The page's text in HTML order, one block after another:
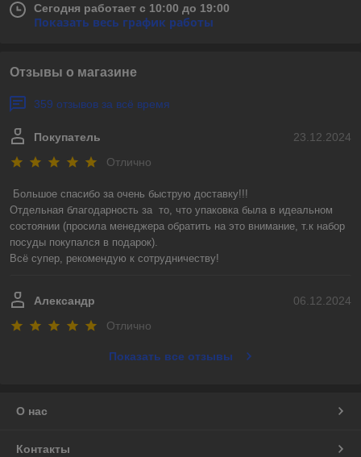
Сегодня работает с 10:00 до 19:00
Показать весь график работы
Отзывы о магазине
359 отзывов за всё время
23.12.2024
Покупатель
Отлично
Большое спасибо за очень быструю доставку!!!
Отдельная благодарность за  то, что упаковка была в идеальном
состоянии (просила менеджера обратить на это внимание, т.к набор
посуды покупался в подарок).
Всё супер, рекомендую к сотрудничеству!
06.12.2024
Александр
Отлично
Показать все отзывы
О нас
Контакты